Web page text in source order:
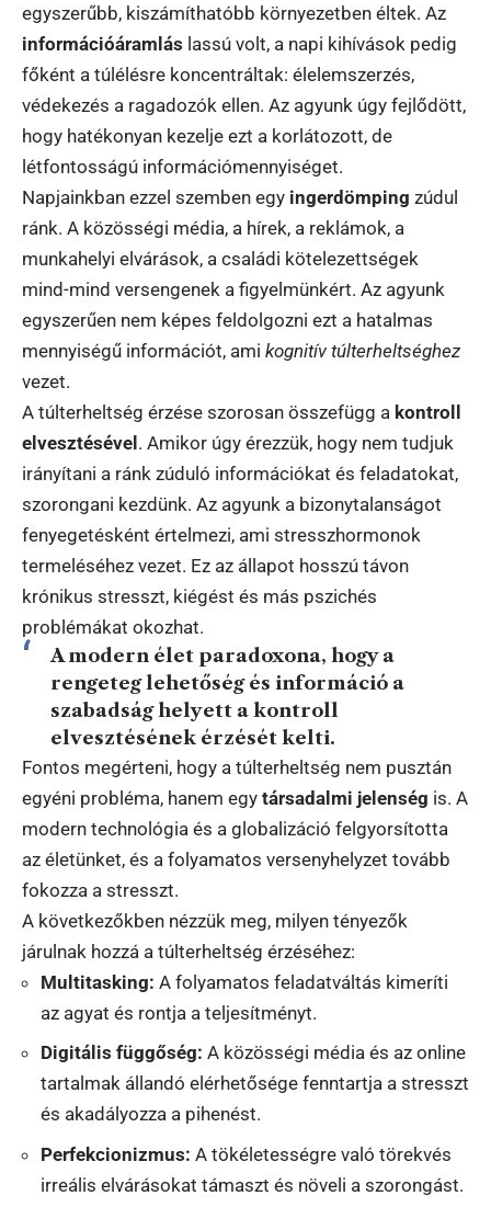
egyszerűbb, kiszámíthatóbb környezetben éltek. Az
információáramlás lassú volt, a napi kihívások pedig
főként a túlélésre koncentráltak: élelemszerzés,
védekezés a ragadozók ellen. Az agyunk úgy fejlődött,
hogy hatékonyan kezelje ezt a korlátozott, de
létfontosságú információmennyiséget.
Napjainkban ezzel szemben egy ingerdömping zúdul
ránk. A közösségi média, a hírek, a reklámok, a
munkahelyi elvárások, a családi kötelezettségek
mind-mind versengenek a figyelmünkért. Az agyunk
egyszerűen nem képes feldolgozni ezt a hatalmas
mennyiségű információt, ami kognitív túlterheltséghez
vezet.
A túlterheltség érzése szorosan összefügg a kontroll
elvesztésével. Amikor úgy érezzük, hogy nem tudjuk
irányítani a ránk zúduló információkat és feladatokat,
szorongani kezdünk. Az agyunk a bizonytalanságot
fenyegetésként értelmezi, ami stresszhormonok
termeléséhez vezet. Ez az állapot hosszú távon
krónikus stresszt, kiégést és más pszichés
problémákat okozhat.
A modern élet paradoxona, hogy a
rengeteg lehetőség és információ a
szabadság helyett a kontroll
elvesztésének érzését kelti.
Fontos megérteni, hogy a túlterheltség nem pusztán
egyéni probléma, hanem egy társadalmi jelenség is. A
modern technológia és a globalizáció felgyorsította
az életünket, és a folyamatos versenyhelyzet tovább
fokozza a stresszt.
A következőkben nézzük meg, milyen tényezők
járulnak hozzá a túlterheltség érzéséhez:
Multitasking: A folyamatos feladatváltás kimeríti
az agyat és rontja a teljesítményt.
Digitális függőség: A közösségi média és az online
tartalmak állandó elérhetősége fenntartja a stresszt
és akadályozza a pihenést.
Perfekcionizmus: A tökéletességre való törekvés
irreális elvárásokat támaszt és növeli a szorongást.